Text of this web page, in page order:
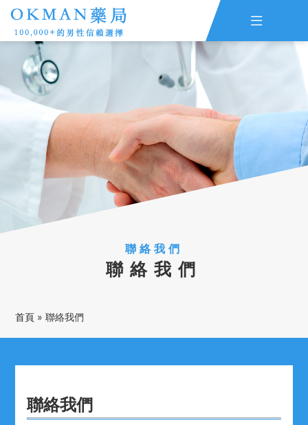

主頁 ED評估
早洩評估 查詢訂單
線上留言
全部藥品
聯絡我們
聯絡我們
首頁 »聯絡我們
聯絡我們